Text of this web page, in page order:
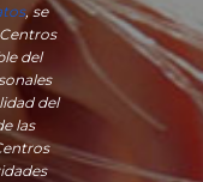
, se
del
del
las